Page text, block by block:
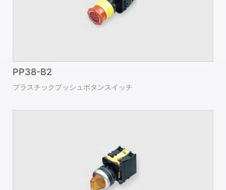
PP38-B2
プラスチックプッシュボタンスイッチ